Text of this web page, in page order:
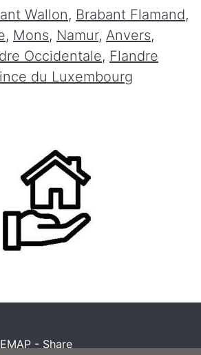
Wallon, Brabant Flamand,
, Mons, Namur, Anvers,
Occidentale, Flandre
du Luxembourg
- Share